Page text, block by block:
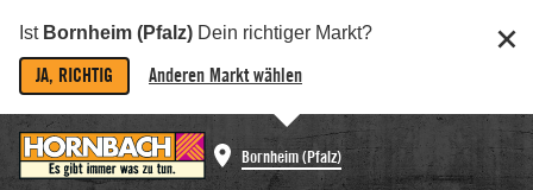
Ist Bornheim (Pfalz) Dein richtiger Markt?
JA, RICHTIG Anderen Markt wählen
Bornheim (Pfalz)